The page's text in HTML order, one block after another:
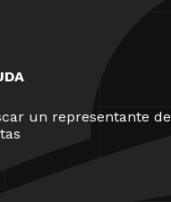
un representante de